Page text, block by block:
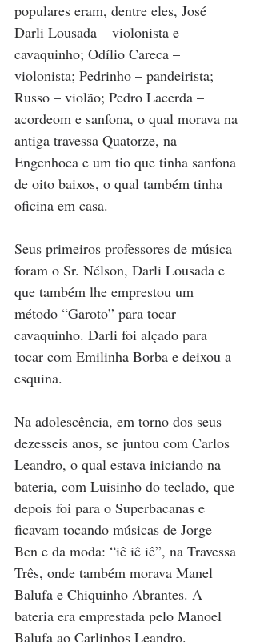
populares eram, dentre eles, José
Darli Lousada – violonista e
cavaquinho; Odílio Careca –
violonista; Pedrinho – pandeirista;
Russo – violão; Pedro Lacerda –
acordeom e sanfona, o qual morava na
antiga travessa Quatorze, na
Engenhoca e um tio que tinha sanfona
de oito baixos, o qual também tinha
oficina em casa.
Seus primeiros professores de música
foram o Sr. Nélson, Darli Lousada e
que também lhe emprestou um
método “Garoto” para tocar
cavaquinho. Darli foi alçado para
tocar com Emilinha Borba e deixou a
esquina.
Na adolescência, em torno dos seus
dezesseis anos, se juntou com Carlos
Leandro, o qual estava iniciando na
bateria, com Luisinho do teclado, que
depois foi para o Superbacanas e
ficavam tocando músicas de Jorge
Ben e da moda: “iê iê iê”, na Travessa
Três, onde também morava Manel
Balufa e Chiquinho Abrantes. A
bateria era emprestada pelo Manoel
Balufa ao Carlinhos Leandro.